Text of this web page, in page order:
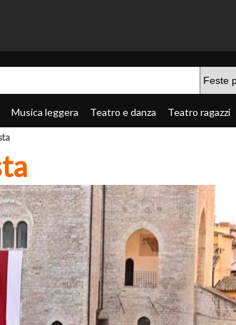
Musica leggera Teatro e danza Teatro ragazzi